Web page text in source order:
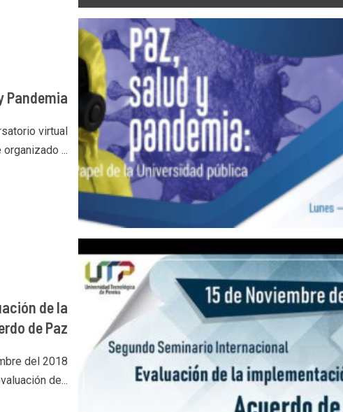
Pandemia
virtual
...
de la
de Paz
del 2018
de...